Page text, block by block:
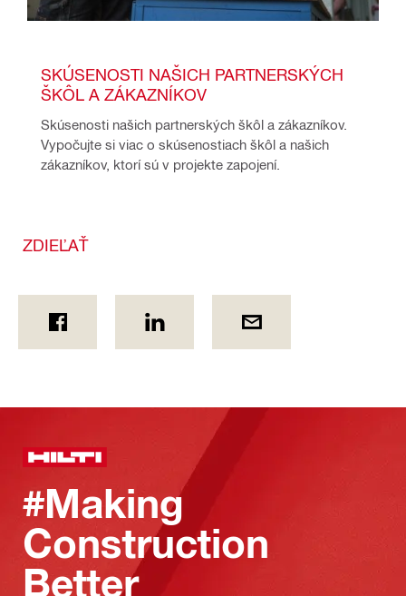
SKÚSENOSTI NAŠICH PARTNERSKÝCH
ŠKÔL A ZÁKAZNÍKOV
Skúsenosti našich partnerských škôl a zákazníkov.
Vypočujte si viac o skúsenostiach škôl a našich
zákazníkov, ktorí sú v projekte zapojení.
ZDIEĽAŤ
#Making
Construction
Better